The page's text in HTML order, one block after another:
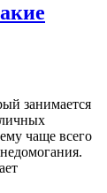
занимается
чаще всего